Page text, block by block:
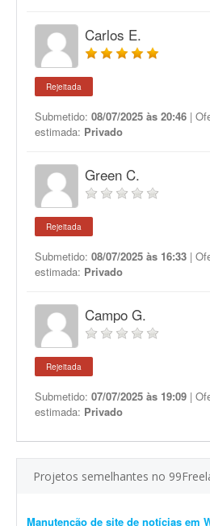
Carlos E.
Rejeitada
Submetido: 08/07/2025 às 20:46 |
estimada: Privado
Green C.
Rejeitada
Submetido: 08/07/2025 às 16:33 |
estimada: Privado
Campo G.
Rejeitada
Submetido: 07/07/2025 às 19:09 |
estimada: Privado
Projetos semelhantes no
Manutenção de site de notícias em